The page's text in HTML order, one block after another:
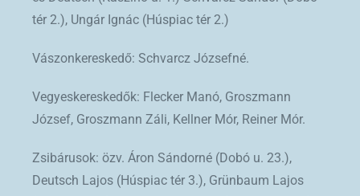
tér 2.), Ungár Ignác (Húspiac tér 2.)
Vászonkereskedő: Schvarcz Józsefné.
Vegyeskereskedők: Flecker Manó, Groszmann
József, Groszmann Záli, Kellner Mór, Reiner Mór.
Zsibárusok: özv. Áron Sándorné (Dobó u. 23.),
Deutsch Lajos (Húspiac tér 3.), Grünbaum Lajos